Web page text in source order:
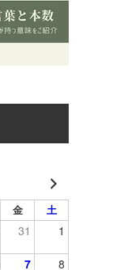
金 土
31 1
7 8